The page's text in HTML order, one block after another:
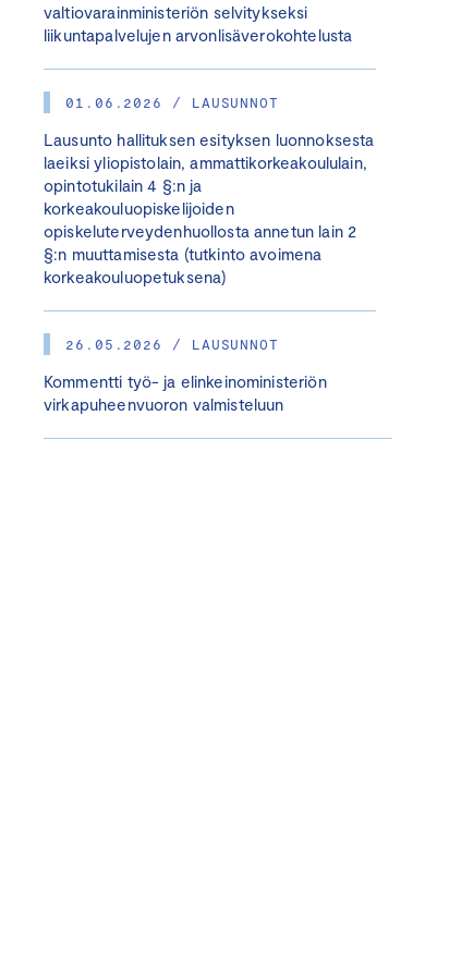
valtiovarainministeriön selvitykseksi
liikuntapalvelujen arvonlisäverokohtelusta
01.06.2026 / LAUSUNNOT
Lausunto hallituksen esityksen luonnoksesta
laeiksi yliopistolain, ammattikorkeakoululain,
opintotukilain 4 §:n ja
korkeakouluopiskelijoiden
opiskeluterveydenhuollosta annetun lain 2
§:n muuttamisesta (tutkinto avoimena
korkeakouluopetuksena)
26.05.2026 / LAUSUNNOT
Kommentti työ- ja elinkeinoministeriön
virkapuheenvuoron valmisteluun